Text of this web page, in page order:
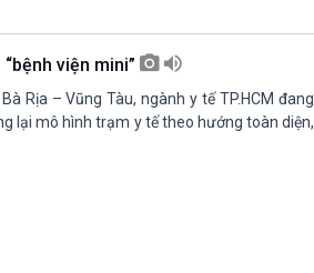
viện mini”
Rịa – Vũng Tàu, ngành y tế TP.HCM đang
lại mô hình trạm y tế theo hướng toàn diện,